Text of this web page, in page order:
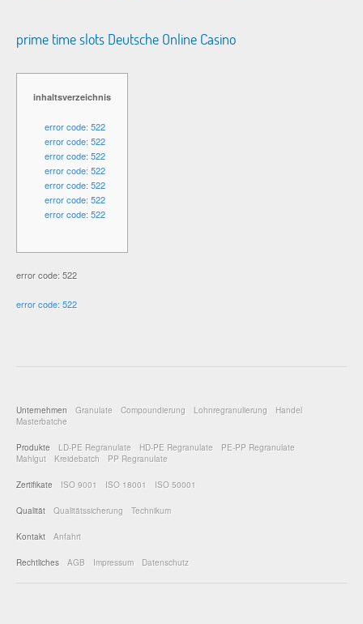
prime time slots Deutsche Online Casino
inhaltsverzeichnis
error code: 522
error code: 522
error code: 522
error code: 522
error code: 522
error code: 522
error code: 522
error code: 522
error code: 522
Unternehmen Granulate Compoundierung Lohnregranulierung
Handel
Masterbatche
Produkte LD-PE Regranulate HD-PE Regranulate
PE-PP Regranulate
Mahlgut
Kreidebatch PP Regranulate
Zertifikate ISO 9001 ISO 18001 ISO 50001
Qualität Qualitätssicherung Technikum
Kontakt Anfahrt
Rechtliches AGB Impressum Datenschutz